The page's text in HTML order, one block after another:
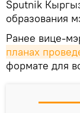
Sputnik
образования
Ранее вице-
планах
формате для